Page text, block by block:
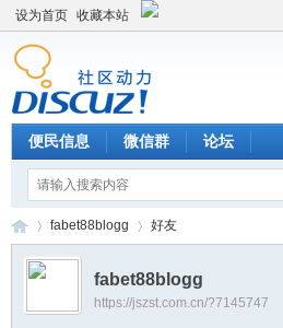
设为首页 收藏本站
便民信息 微信群 论坛
›
fabet88blogg 好友
fabet88blogg
https://jszst.com.cn/?7145747